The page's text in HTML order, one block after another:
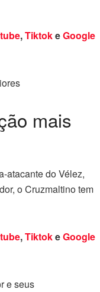
,TiktokeGoogle
mais
atacante do Vélez,
o Cruzmaltino tem
,TiktokeGoogle
e seus